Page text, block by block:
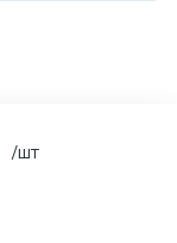
/шт